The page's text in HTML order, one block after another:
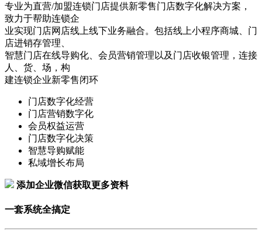
专业为直营/加盟连锁门店提供新零售门店数字化解决方案，
致力于帮助连锁企
业实现门店网店线上线下业务融合。包括线上小程序商城、门
店进销存管理、
智慧门店在线导购化、会员营销管理以及门店收银管理，连接
人、货、场，构
建连锁企业新零售闭环
门店数字化经营
门店营销数字化
会员权益运营
门店数字化决策
智慧导购赋能
私域增长布局
添加企业微信获取更多资料
一套系统全搞定